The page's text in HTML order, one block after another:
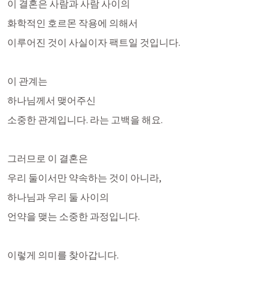
이 결혼은 사람과 사람 사이의
화학적인 호르몬 작용에 의해서
이루어진 것이 사실이자 팩트일 것입니다.
이 관계는
하나님께서 맺어주신
소중한 관계입니다. 라는 고백을 해요.
그러므로 이 결혼은
우리 둘이서만 약속하는 것이 아니라,
하나님과 우리 둘 사이의
언약을 맺는 소중한 과정입니다.
이렇게 의미를 찾아갑니다.